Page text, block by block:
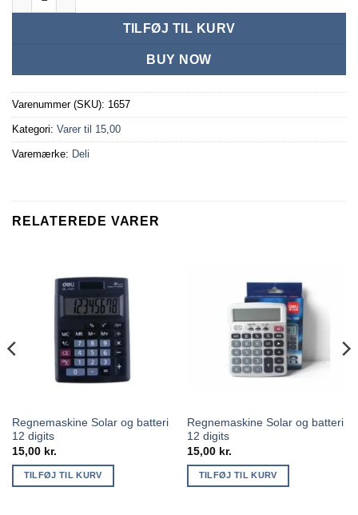
TILFØJ TIL KURV
BUY NOW
Varenummer (SKU): 1657
Kategori: Varer til 15,00
Varemærke: Deli
RELATEREDE VARER
Regnemaskine Solar og batteri
12 digits
15,00 kr.
TILFØJ TIL KURV
Regnemaskine Solar og batteri
12 digits
15,00 kr.
TILFØJ TIL KURV